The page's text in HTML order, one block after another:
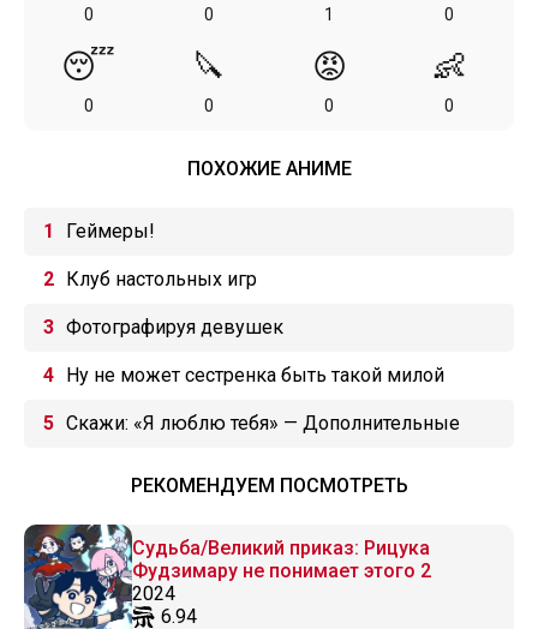
0 0 1 0
😴
0
🔪
0
😡
0
👶
0
ПОХОЖИЕ АНИМЕ
Геймеры!
Клуб настольных игр
Фотографируя девушек
Ну не может сестренка быть такой милой
Скажи: «Я люблю тебя» — Дополнительные
РЕКОМЕНДУЕМ ПОСМОТРЕТЬ
Судьба/Великий приказ: Рицука
Фудзимару не понимает этого 2
2024
6.94